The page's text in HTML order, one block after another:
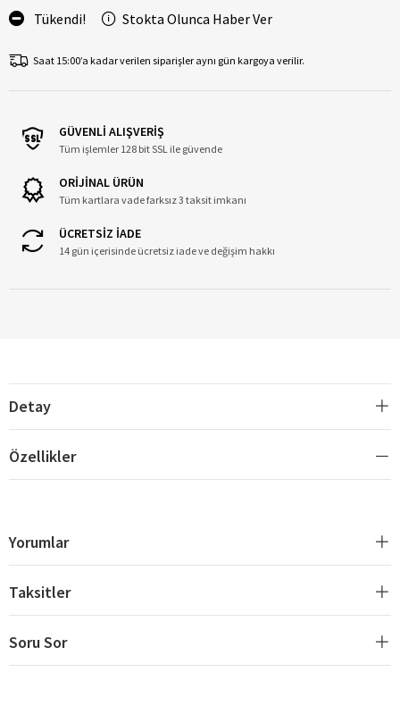
Tükendi! Stokta Olunca Haber Ver
Saat 15:00’a kadar verilen siparişler aynı gün kargoya verilir.
GÜVENLİ ALIŞVERİŞ
Tüm işlemler 128 bit SSL ile güvende
ORİJİNAL ÜRÜN
Tüm kartlara vade farksız 3 taksit imkanı
ÜCRETSİZ İADE
14 gün içerisinde ücretsiz iade ve değişim hakkı
Detay
Özellikler
Yorumlar
Taksitler
Soru Sor